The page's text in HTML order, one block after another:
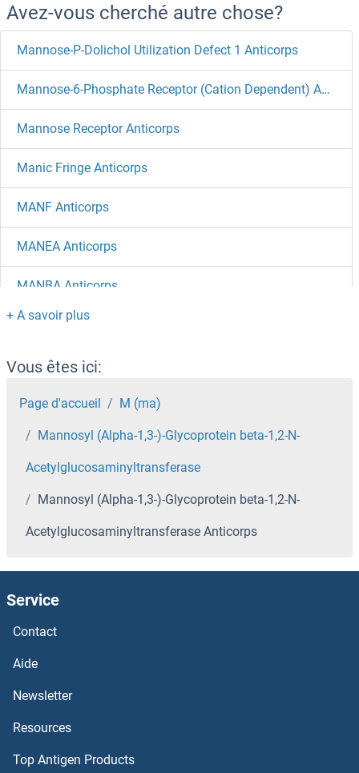
Avez-vous cherché autre chose?
Mannose-P-Dolichol Utilization Defect 1 Anticorps
Mannose-6-Phosphate Receptor (Cation Dependent) Anticorps
Mannose Receptor Anticorps
Manic Fringe Anticorps
MANF Anticorps
MANEA Anticorps
MANBA Anticorps
MAN2B2 Anticorps
MAN2B1 Anticorps
MAN2A2 Anticorps
MAN1C1 Anticorps
MAMSTR Anticorps
Mammaglobin A Anticorps
MAML2 Anticorps
Vous êtes ici:
Page d'accueil M (ma)
Mannosyl (Alpha-1,3-)-Glycoprotein beta-1,2-N-
Acetylglucosaminyltransferase
Mannosyl (Alpha-1,3-)-Glycoprotein beta-1,2-N-
Acetylglucosaminyltransferase Anticorps
Service
Contact
Aide
Newsletter
Resources
Top Antigen Products